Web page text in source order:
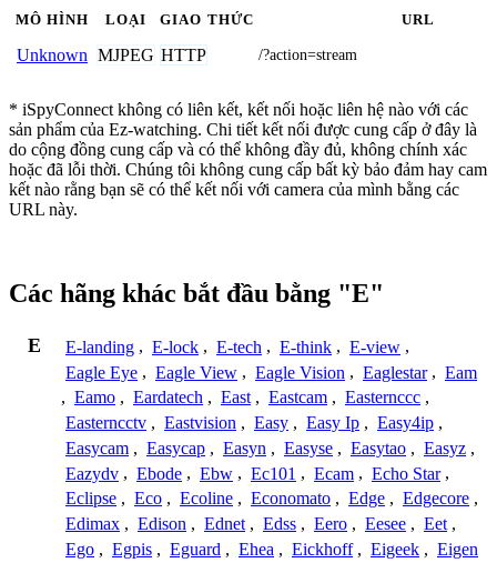
MÔ HÌNH LOẠI GIAO THỨC URL
Unknown MJPEG HTTP /?action=stream
* iSpyConnect không có liên kết, kết nối hoặc liên hệ nào với các
sản phẩm của Ez-watching. Chi tiết kết nối được cung cấp ở đây là
do cộng đồng cung cấp và có thể không đầy đủ, không chính xác
hoặc đã lỗi thời. Chúng tôi không cung cấp bất kỳ bảo đảm hay cam
kết nào rằng bạn sẽ có thể kết nối với camera của mình bằng các
URL này.
Các hãng khác bắt đầu bằng "E"
E E-landing , E-lock , E-tech , E-think , E-view ,
Eagle Eye , Eagle View , Eagle Vision , Eaglestar , Eam
, Eamo , Eardatech , East , Eastcam , Easternccc ,
Easterncctv , Eastvision , Easy , Easy Ip , Easy4ip ,
Easycam , Easycap , Easyn , Easyse , Easytao , Easyz ,
Eazydv , Ebode , Ebw , Ec101 , Ecam , Echo Star ,
Eclipse , Eco , Ecoline , Economato , Edge , Edgecore ,
Edimax , Edison , Ednet , Edss , Eero , Eesee , Eet ,
Ego , Egpis , Eguard , Ehea , Eickhoff , Eigeek , Eigen